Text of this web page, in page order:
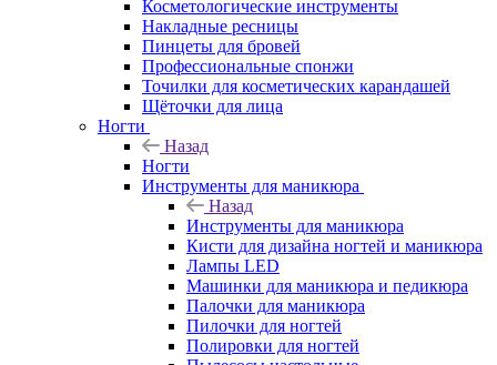
Косметологические инструменты
Накладные ресницы
Пинцеты для бровей
Профессиональные спонжи
Точилки для косметических карандашей
Щёточки для лица
Ногти
Назад
Ногти
Инструменты для маникюра
Назад
Инструменты для маникюра
Кисти для дизайна ногтей и маникюра
Лампы LED
Машинки для маникюра и педикюра
Палочки для маникюра
Пилочки для ногтей
Полировки для ногтей